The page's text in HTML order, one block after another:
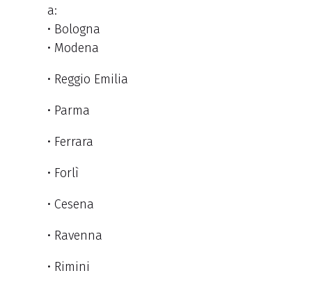
a:
• Bologna
• Modena
• Reggio Emilia
• Parma
• Ferrara
• Forlì
• Cesena
• Ravenna
• Rimini